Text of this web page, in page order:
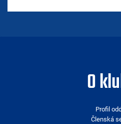
O
Profil
Členská